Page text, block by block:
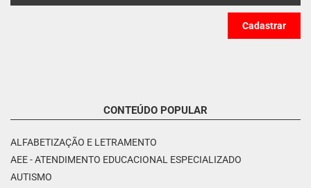
CONTEÚDO POPULAR
ALFABETIZAÇÃO E LETRAMENTO
AEE - ATENDIMENTO EDUCACIONAL ESPECIALIZADO
AUTISMO